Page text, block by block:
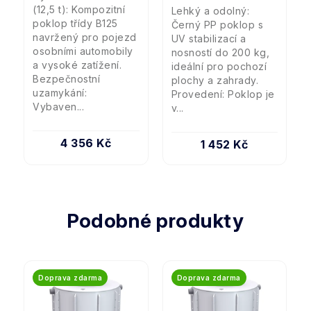
4 356 Kč
(12,5 t): Kompozitní
poklop třídy B125
navržený pro pojezd
osobními automobily
a vysoké zatížení.
Bezpečnostní
uzamykání:
Vybaven...
1 452 Kč
Lehký a odolný:
Černý PP poklop s
UV stabilizací a
nosností do 200 kg,
ideální pro pochozí
plochy a zahrady.
Provedení: Poklop je
v...
Podobné produkty
Doprava zdarma Doprava zdarma